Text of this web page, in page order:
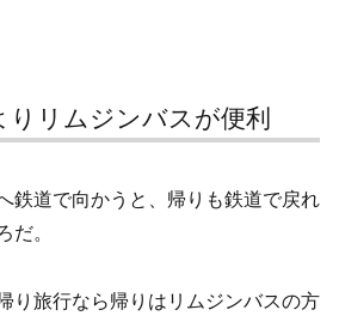
りリムジンバスが便利
鉄道で向かうと、帰りも鉄道で戻れ
だ。
り旅行なら帰りはリムジンバスの方